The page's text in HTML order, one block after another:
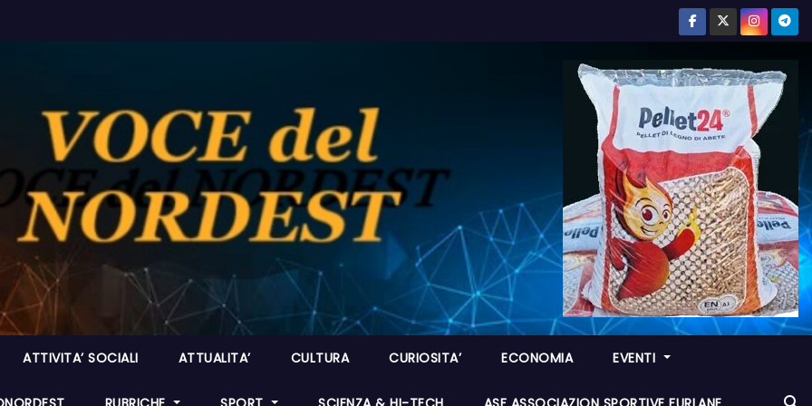
ATTIVITA’ SOCIALI ATTUALITA’ CULTURA CURIOSITA’ ECONOMIA EVENTI